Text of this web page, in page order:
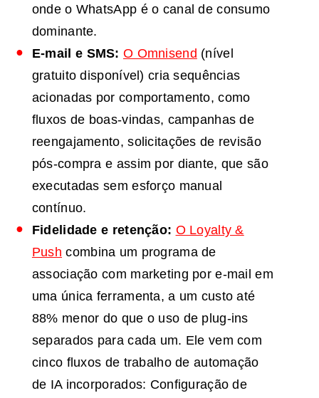
onde o WhatsApp é o canal de consumo
dominante.
E-mail e SMS: O Omnisend (nível
gratuito disponível) cria sequências
acionadas por comportamento, como
fluxos de boas-vindas, campanhas de
reengajamento, solicitações de revisão
pós-compra e assim por diante, que são
executadas sem esforço manual
contínuo.
Fidelidade e retenção: O Loyalty &
Push combina um programa de
associação com marketing por e-mail em
uma única ferramenta, a um custo até
88% menor do que o uso de plug-ins
separados para cada um. Ele vem com
cinco fluxos de trabalho de automação
de IA incorporados: Configuração de